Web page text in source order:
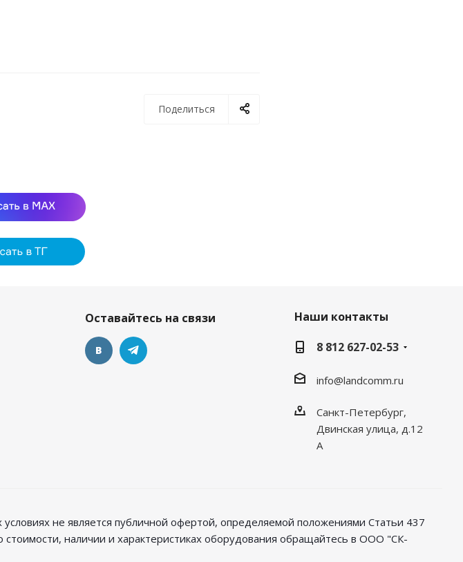
Поделиться
Оставайтесь на связи
Наши контакты
8 812 627-02-53
info@landcomm.ru
Санкт-Петербург,
Двинская улица, д.12
А
не является публичной офертой, определяемой положениями Статьи 437
наличии и характеристиках оборудования обращайтесь в ООО "СК-